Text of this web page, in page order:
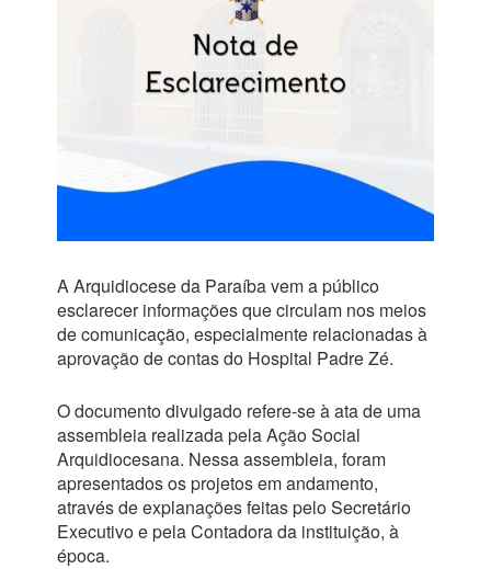
A Arquidiocese da Paraíba vem a público
esclarecer informações que circulam nos meios
de comunicação, especialmente relacionadas à
aprovação de contas do Hospital Padre Zé.
O documento divulgado refere-se à ata de uma
assembleia realizada pela Ação Social
Arquidiocesana. Nessa assembleia, foram
apresentados os projetos em andamento,
através de explanações feitas pelo Secretário
Executivo e pela Contadora da instituição, à
época.